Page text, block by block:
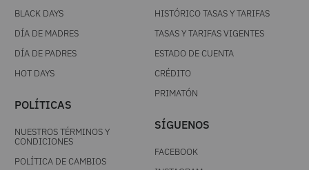
SUSCRIBIR
MUNDO ORIGIN
NUESTRAS TIENDAS